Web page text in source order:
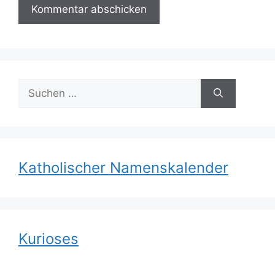
nach:
Katholischer Namenskalender
Kurioses